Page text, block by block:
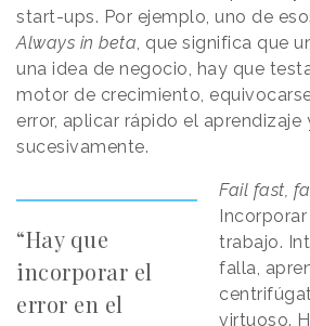
start-ups. Por ejemplo, uno de
Always in beta, que significa que
una idea de negocio, hay que
motor de crecimiento,
error, aplicar rápido el aprendizaje
sucesivamente.
“Hay que
incorporar el
error en el
Fail fast,
trabajo.
falla,
virtuoso.